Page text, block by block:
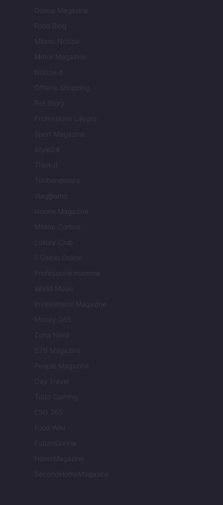
Donne Magazine
Food Blog
Milano Notizie
Motor Magazine
Notizie.it
Offerte Shopping
Pet Story
Professione Lavoro
Sport Magazine
Style24
Think.it
Tuobenessere
Viaggiamo
Nonne Magazine
Milano Cortina
Luxury Club
Il Calcio Online
Professione mamma
World Music
Investimenti Magazine
Money 365
Zona Nerd
B2B Magazine
People Magazine
Day Travel
Tutto Gaming
ESG 365
Food Wiki
FuturoDonna
HomeMagazine
SecondHomeMagazine